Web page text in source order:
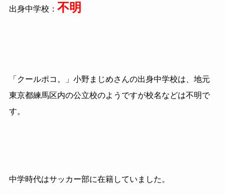
出身中学校： 不明
「クールポコ。」小野まじめさんの出身中学校は、地元
東京都練馬区内の公立校のようですが校名などは不明で
す。
中学時代はサッカー部に在籍していました。